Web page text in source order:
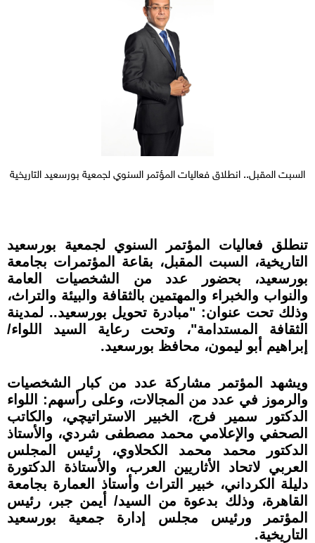
السبت المقبل.. انطلاق فعاليات المؤتمر السنوي لجمعية بورسعيد التاريخية
تنطلق فعاليات المؤتمر السنوي لجمعية بورسعيد
التاريخية، السبت المقبل، بقاعة المؤتمرات بجامعة
بورسعيد، بحضور عدد من الشخصيات العامة
والنواب والخبراء والمهتمين بالثقافة والبيئة والتراث،
وذلك تحت عنوان: "مبادرة تحويل بورسعيد.. لمدينة
الثقافة المستدامة"، وتحت رعاية السيد اللواء/
إبراهيم أبو ليمون، محافظ بورسعيد.
ويشهد المؤتمر مشاركة عدد من كبار الشخصيات
والرموز في عدد من المجالات، وعلى رأسهم: اللواء
الدكتور سمير فرج، الخبير الاستراتيچي، والكاتب
الصحفي والإعلامي محمد مصطفى شردي، والأستاذ
الدكتور محمد محمد الكحلاوي، رئيس المجلس
العربي لاتحاد الأثاريين العرب، والأستاذة الدكتورة
دليلة الكرداني، خبير التراث وأستاذ العمارة بجامعة
القاهرة، وذلك بدعوة من السيد/ أيمن جبر، رئيس
المؤتمر ورئيس مجلس إدارة جمعية بورسعيد
التاريخية.